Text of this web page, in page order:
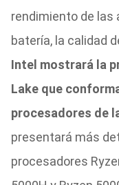
rendimiento de las
batería, la calidad
Intel mostrará la
Lake que
procesadores de
presentará más
procesadores